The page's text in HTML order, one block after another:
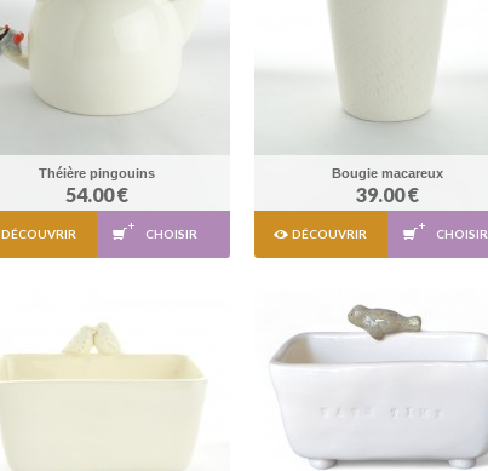
Théière pingouins
54.00 €
DÉCOUVRIR CHOISIR
Bougie macareux
39.00 €
DÉCOUVRIR CHOISIR